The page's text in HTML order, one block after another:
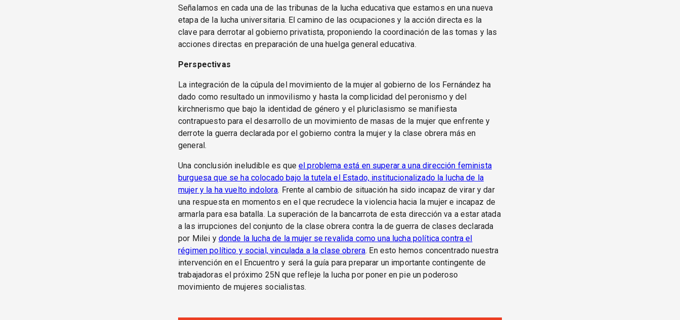
Señalamos en cada una de las tribunas de la lucha educativa que estamos en una nueva
etapa de la lucha universitaria. El camino de las ocupaciones y la acción directa es la
clave para derrotar al gobierno privatista, proponiendo la coordinación de las tomas y las
acciones directas en preparación de una huelga general educativa.
Perspectivas
La integración de la cúpula del movimiento de la mujer al gobierno de los Fernández ha
dado como resultado un inmovilismo y hasta la complicidad del peronismo y del
kirchnerismo que bajo la identidad de género y el pluriclasismo se manifiesta
contrapuesto para el desarrollo de un movimiento de masas de la mujer que enfrente y
derrote la guerra declarada por el gobierno contra la mujer y la clase obrera más en
general.
Una conclusión ineludible es que el problema está en superar a una dirección feminista
burguesa que se ha colocado bajo la tutela el Estado, institucionalizado la lucha de la
mujer y la ha vuelto indolora. Frente al cambio de situación ha sido incapaz de virar y dar
una respuesta en momentos en el que recrudece la violencia hacia la mujer e incapaz de
armarla para esa batalla. La superación de la bancarrota de esta dirección va a estar atada
a las irrupciones del conjunto de la clase obrera contra la de guerra de clases declarada
por Milei y donde la lucha de la mujer se revalida como una lucha política contra el
régimen político y social, vinculada a la clase obrera. En esto hemos concentrado nuestra
intervención en el Encuentro y será la guía para preparar un importante contingente de
trabajadoras el próximo 25N que refleje la lucha por poner en pie un poderoso
movimiento de mujeres socialistas.